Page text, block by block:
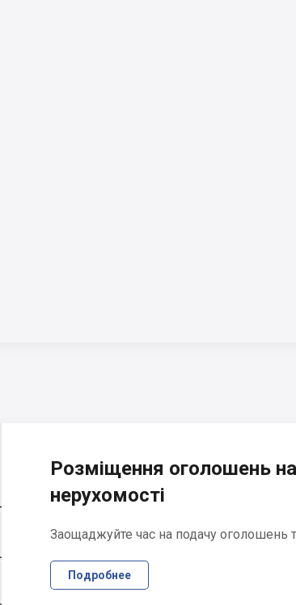
Розміщення оголошень
нерухомості
Заощаджуйте час на подачу оголошень
Подробнее